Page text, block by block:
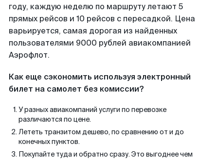
году, каждую неделю по маршруту летают 5
прямых рейсов и 10 рейсов с пересадкой. Цена
варьируется, самая дорогая из найденных
пользователями 9000 рублей авиакомпанией
Аэрофлот.
Как еще сэкономить используя электронный
билет на самолет без комиссии?
У разных авиакомпаний услуги по перевозке
различаются по цене.
Лететь транзитом дешево, по сравнению от и до
конечных пунктов.
Покупайте туда и обратно сразу. Это выгоднее чем